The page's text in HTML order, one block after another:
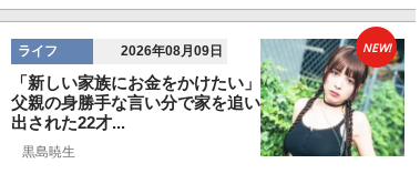
ライフ 2026年08月09日
「新しい家族にお金をかけたい」
父親の身勝手な言い分で家を追い
出された22才...
黒島暁生
NEW!